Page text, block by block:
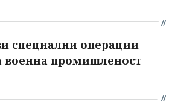
специални операции
военна промишленост